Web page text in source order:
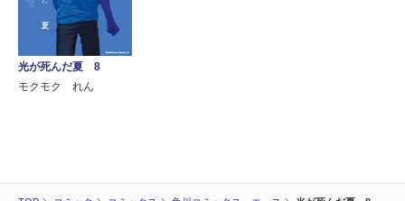
光が死んだ夏 8
モクモク れん